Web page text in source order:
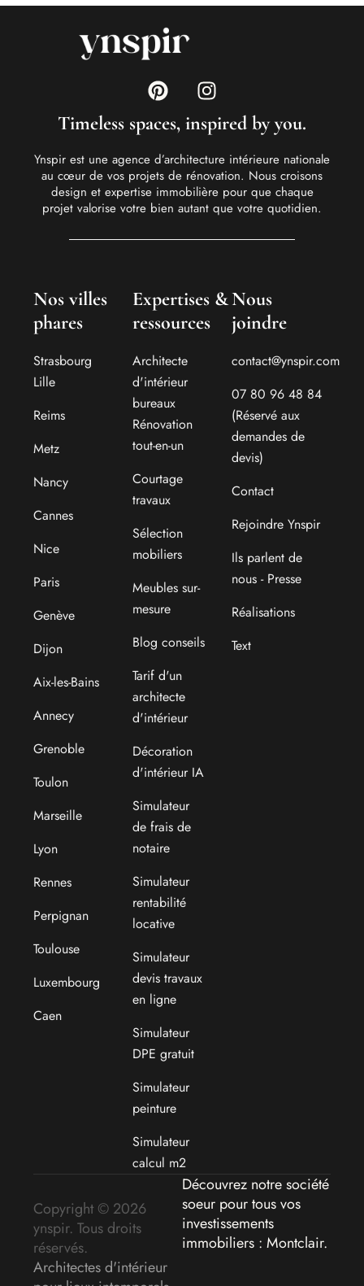
Timeless spaces, inspired by you.
Ynspir est une agence d’architecture intérieure nationale
au cœur de vos projets de rénovation. Nous croisons
design et expertise immobilière pour que chaque
projet valorise votre bien autant que votre quotidien.
Nos villes
phares
Strasbourg
Lille
Reims
Metz
Nancy
Cannes
Nice
Paris
Genève
Dijon
Aix-les-Bains
Annecy
Grenoble
Toulon
Marseille
Lyon
Rennes
Perpignan
Toulouse
Luxembourg
Caen
Expertises &
ressources
Architecte
d'intérieur
bureaux
Rénovation
tout-en-un
Courtage
travaux
Sélection
mobiliers
Meubles sur-
mesure
Blog conseils
Tarif d'un
architecte
d'intérieur
Décoration
d'intérieur IA
Simulateur
de frais de
notaire
Simulateur
rentabilité
locative
Simulateur
devis travaux
en ligne
Simulateur
DPE gratuit
Simulateur
peinture
Simulateur
calcul m2
Nous
joindre
contact@ynspir.com
07 80 96 48 84
(Réservé aux
demandes de
devis)
Contact
Rejoindre Ynspir
Ils parlent de
nous - Presse
Réalisations
Text
Copyright © 2026
ynspir. Tous droits
réservés.
Architectes d'intérieur
Découvrez notre société
soeur pour tous vos
investissements
immobiliers : Montclair.